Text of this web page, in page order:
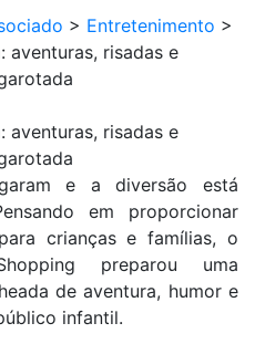
> Entretenimento >
aventuras, risadas e
aventuras, risadas e
e a diversão está
em proporcionar
crianças e famílias, o
preparou uma
de aventura, humor e
infantil.